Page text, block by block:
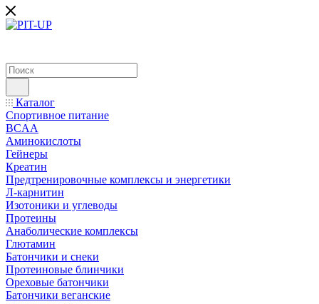
Каталог
Спортивное питание
BCAA
Аминокислоты
Гейнеры
Креатин
Предтренировочные комплексы и энергетики
Л-карнитин
Изотоники и углеводы
Протеины
Анаболические комплексы
Глютамин
Батончики и снеки
Протеиновые блинчики
Ореховые батончики
Батончики веганские